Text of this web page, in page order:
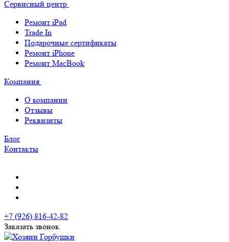
Сервисный центр
Ремонт iPad
Trade In
Подарочные сертификаты
Ремонт iPhone
Ремонт MacBook
Компания
О компании
Отзывы
Реквизиты
Блог
Контакты
+7 (926) 816-42-82
Заказать звонок